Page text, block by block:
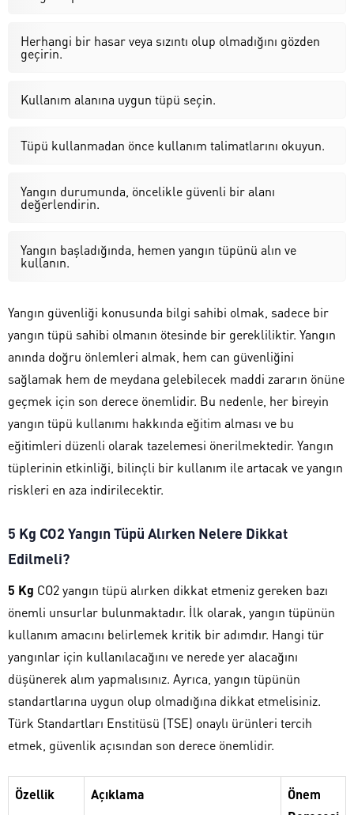
Herhangi bir hasar veya sızıntı olup olmadığını gözden
geçirin.
Kullanım alanına uygun tüpü seçin.
Tüpü kullanmadan önce kullanım talimatlarını okuyun.
Yangın durumunda, öncelikle güvenli bir alanı
değerlendirin.
Yangın başladığında, hemen yangın tüpünü alın ve
kullanın.
Yangın güvenliği konusunda bilgi sahibi olmak, sadece bir
yangın tüpü sahibi olmanın ötesinde bir gerekliliktir. Yangın
anında doğru önlemleri almak, hem can güvenliğini
sağlamak hem de meydana gelebilecek maddi zararın önüne
geçmek için son derece önemlidir. Bu nedenle, her bireyin
yangın tüpü kullanımı hakkında eğitim alması ve bu
eğitimleri düzenli olarak tazelemesi önerilmektedir. Yangın
tüplerinin etkinliği, bilinçli bir kullanım ile artacak ve yangın
riskleri en aza indirilecektir.
5 Kg CO2 Yangın Tüpü Alırken Nelere Dikkat
Edilmeli?
5 Kg CO2 yangın tüpü alırken dikkat etmeniz gereken bazı
önemli unsurlar bulunmaktadır. İlk olarak, yangın tüpünün
kullanım amacını belirlemek kritik bir adımdır. Hangi tür
yangınlar için kullanılacağını ve nerede yer alacağını
düşünerek alım yapmalısınız. Ayrıca, yangın tüpünün
standartlarına uygun olup olmadığına dikkat etmelisiniz.
Türk Standartları Enstitüsü (TSE) onaylı ürünleri tercih
etmek, güvenlik açısından son derece önemlidir.
Özellik Açıklama
Önem